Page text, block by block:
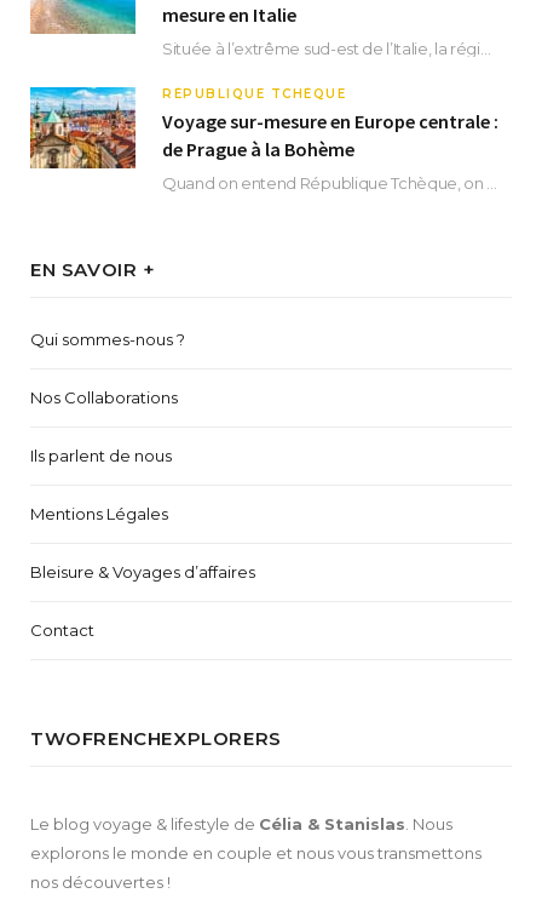
mesure en Italie
RÉPUBLIQUE TCHÈQUE
Voyage sur-mesure en Europe centrale :
de Prague à la Bohème
EN SAVOIR +
Qui sommes-nous ?
Nos Collaborations
Ils parlent de nous
Mentions Légales
Bleisure & Voyages d’affaires
Contact
TWOFRENCHEXPLORERS
Le blog voyage & lifestyle de Célia & Stanislas . Nous
explorons le monde en couple et nous vous transmettons
nos découvertes !